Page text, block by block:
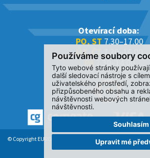
Používáme soubory
Tyto webové stránky
další sledovací nástroje s
uživatelského prostředí,
přizpůsobeného obsahu a
návštěvnosti webových
návštěvnosti.
Souhlasím
Upravit mé
Otevírací doba:
PO, ST 7.30–17.00
ÚT, ČT7.30–16.00
PÁ7.30–14.00
© Copyright EUROBYT CB s.r.o. 2017-2026. All Rights